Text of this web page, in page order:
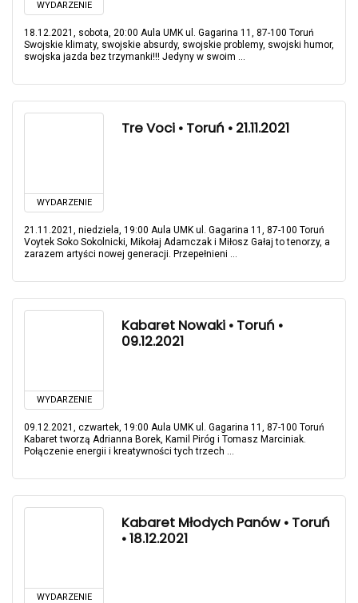
WYDARZENIE
18.12.2021, sobota, 20:00 Aula UMK ul. Gagarina 11, 87-100 Toruń
Swojskie klimaty, swojskie absurdy, swojskie problemy, swojski humor,
swojska jazda bez trzymanki!!! Jedyny w swoim ...
WYDARZENIE
Tre Voci • Toruń • 21.11.2021
21.11.2021, niedziela, 19:00 Aula UMK ul. Gagarina 11, 87-100 Toruń
Voytek Soko Sokolnicki, Mikołaj Adamczak i Miłosz Gałaj to tenorzy, a
zarazem artyści nowej generacji. Przepełnieni ...
WYDARZENIE
Kabaret Nowaki • Toruń •
09.12.2021
09.12.2021, czwartek, 19:00 Aula UMK ul. Gagarina 11, 87-100 Toruń
Kabaret tworzą Adrianna Borek, Kamil Piróg i Tomasz Marciniak.
Połączenie energii i kreatywności tych trzech ...
WYDARZENIE
Kabaret Młodych Panów • Toruń
• 18.12.2021